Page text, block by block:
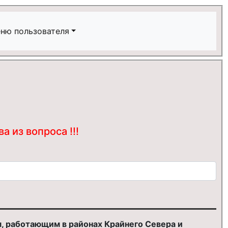
пользователя
из вопроса !!!
в районах Крайнего Севера и